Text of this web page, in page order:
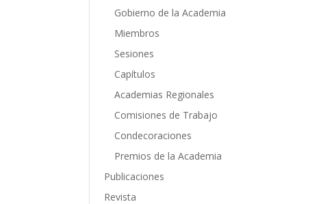
Gobierno de la Academia
Miembros
Sesiones
Capítulos
Academias Regionales
Comisiones de Trabajo
Condecoraciones
Premios de la Academia
Publicaciones
Revista